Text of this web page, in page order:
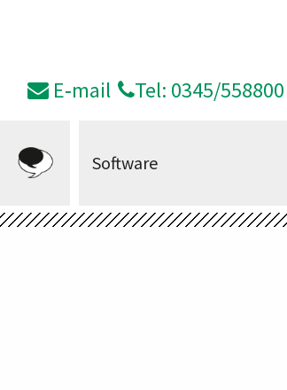
E‑mail Tel: 0345/558800
Software